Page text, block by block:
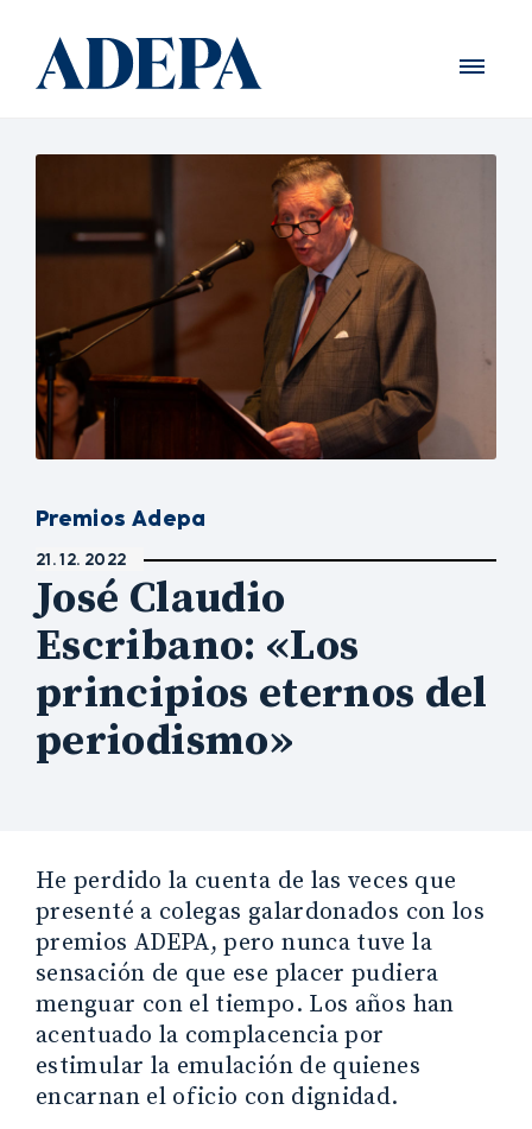
Premios Adepa
21. 12. 2022
José Claudio
Escribano: «Los
principios eternos del
periodismo»
He perdido la cuenta de las veces que
presenté a colegas galardonados con los
premios ADEPA, pero nunca tuve la
sensación de que ese placer pudiera
menguar con el tiempo. Los años han
acentuado la complacencia por
estimular la emulación de quienes
encarnan el oficio con dignidad.